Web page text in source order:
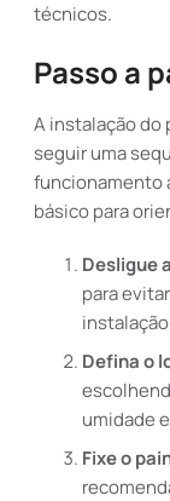
técnicos.
Passo a
A instalação do
seguir uma
funcionamento
básico para
Desligue
para
Defina o
umidade
Fixe o